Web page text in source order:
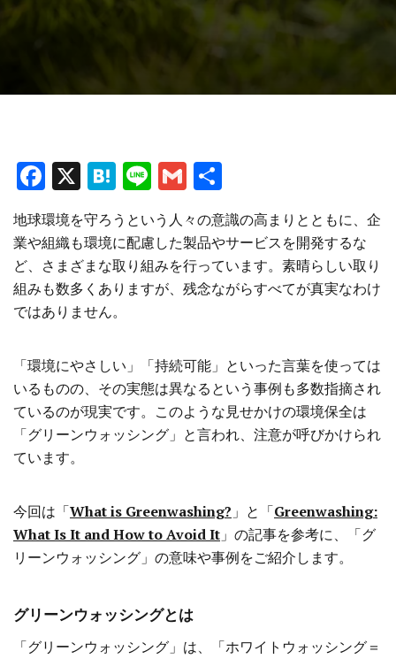
F
a
ce
b
o
o
X H
at
e
n
a
Li
n
e
G
ai
l
有
地球環境を守ろうという人々の意識の高まりとともに、企
業や組織も環境に配慮した製品やサービスを開発するな
ど、さまざまな取り組みを行っています。素晴らしい取り
組みも数多くありますが、残念ながらすべてが真実なわけ
ではありません。
「環境にやさしい」「持続可能」といった言葉を使っては
いるものの、その実態は異なるという事例も多数指摘され
ているのが現実です。このような見せかけの環境保全は
「グリーンウォッシング」と言われ、注意が呼びかけられ
ています。
今回は「What is Greenwashing? 」と「Greenwashing:
What Is It and How to Avoid It 」の記事を参考に、「グ
リーンウォッシング」の意味や事例をご紹介します。
グリーンウォッシングとは
「グリーンウォッシング」は、「ホワイトウォッシング＝